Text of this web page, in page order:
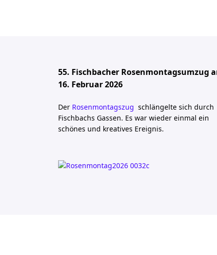
55. Fischbacher Rosenmontagsumzug
16. Februar 2026
Der Rosenmontagszug schlängelte sich durch
Fischbachs Gassen. Es war wieder einmal ein
schönes und kreatives Ereignis.